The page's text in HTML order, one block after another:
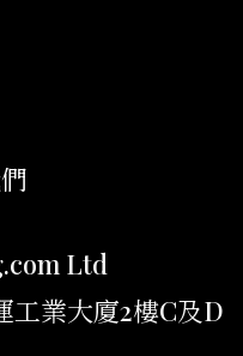
Ltd
工業大廈2樓C及D